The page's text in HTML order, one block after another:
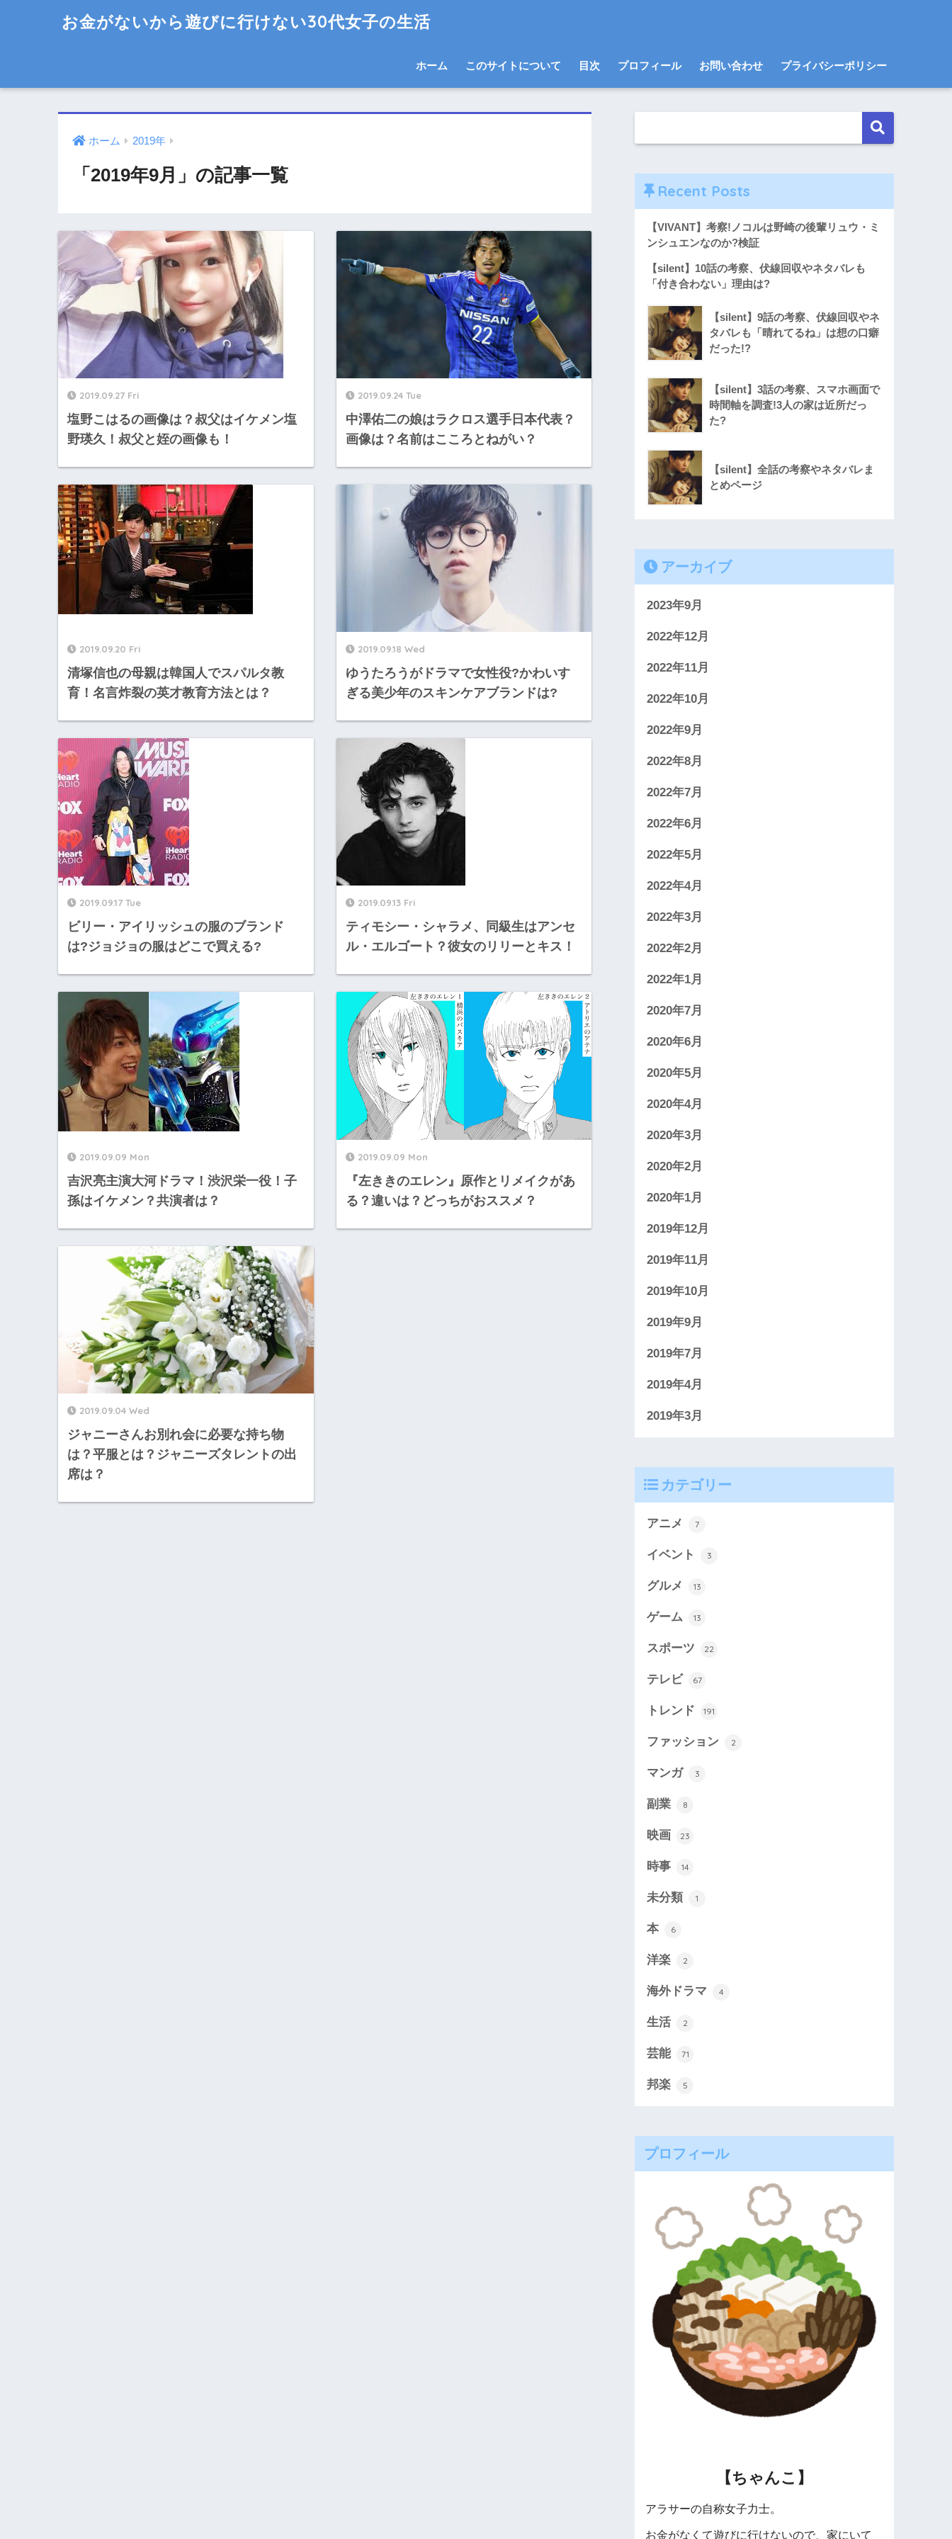
お金がないから遊びに行けない30代女子の生活
ホーム このサイトについて 目次 プロフィール お問い合わせ プライバシーポリシー
ホーム 2019年
「2019年9月」の記事一覧
2019.09.27 Fri
塩野こはるの画像は？叔父はイケメン塩
野瑛久！叔父と姪の画像も！
2019.09.24 Tue
中澤佑二の娘はラクロス選手日本代表？
画像は？名前はこころとねがい？
2019.09.20 Fri
清塚信也の母親は韓国人でスパルタ教
育！名言炸裂の英才教育方法とは？
2019.09.18 Wed
ゆうたろうがドラマで女性役?かわいす
ぎる美少年のスキンケアブランドは?
2019.09.17 Tue
ビリー・アイリッシュの服のブランド
は?ジョジョの服はどこで買える?
2019.09.13 Fri
ティモシー・シャラメ、同級生はアンセ
ル・エルゴート？彼女のリリーとキス！
2019.09.09 Mon
吉沢亮主演大河ドラマ！渋沢栄一役！子
孫はイケメン？共演者は？
2019.09.09 Mon
『左ききのエレン』原作とリメイクがあ
る？違いは？どっちがおススメ？
2019.09.04 Wed
ジャニーさんお別れ会に必要な持ち物
は？平服とは？ジャニーズタレントの出
席は？
Recent Posts
【VIVANT】考察!ノコルは野崎の後輩リュウ・ミ
ンシュエンなのか?検証
【silent】10話の考察、伏線回収やネタバレも
「付き合わない」理由は?
【silent】9話の考察、伏線回収やネ
タバレも「晴れてるね」は想の口癖
だった!?
【silent】3話の考察、スマホ画面で
時間軸を調査!3人の家は近所だっ
た?
【silent】全話の考察やネタバレま
とめページ
アーカイブ
2023年9月
2022年12月
2022年11月
2022年10月
2022年9月
2022年8月
2022年7月
2022年6月
2022年5月
2022年4月
2022年3月
2022年2月
2022年1月
2020年7月
2020年6月
2020年5月
2020年4月
2020年3月
2020年2月
2020年1月
2019年12月
2019年11月
2019年10月
2019年9月
2019年7月
2019年4月
2019年3月
カテゴリー
アニメ 7
イベント 3
グルメ 13
ゲーム 13
スポーツ 22
テレビ 67
トレンド 191
ファッション 2
マンガ 3
副業 8
映画 23
時事 14
未分類 1
本 6
洋楽 2
海外ドラマ 4
生活 2
芸能 71
邦楽 5
プロフィール
【ちゃんこ】
アラサーの自称女子力士。
お金がなくて遊びに行けないので、家にいて